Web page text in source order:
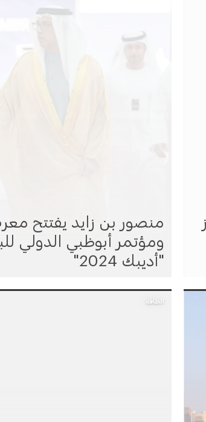
منصور بن زايد يفتتح
ومؤتمر أبوظبي الدولي
"أديبك 2024"
الطاقة